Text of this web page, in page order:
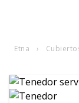
Etna ›